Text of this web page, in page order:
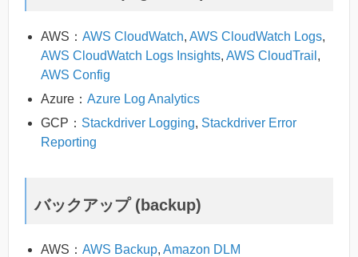
AWS： AWS CloudWatch, AWS CloudWatch Logs,
AWS CloudWatch Logs Insights, AWS CloudTrail ,
AWS Config
Azure： Azure Log Analytics
GCP： Stackdriver Logging, Stackdriver Error
Reporting
バックアップ (backup)
AWS： AWS Backup, Amazon DLM